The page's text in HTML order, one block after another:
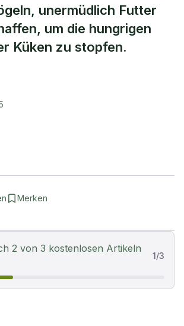
unermüdlich Futter
um die hungrigen
Küken zu stopfen.
Merken
2 von 3 kostenlosen Artikeln
1/3